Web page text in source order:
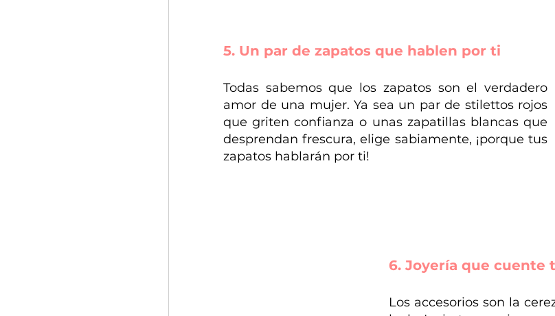
5. Un par de zapatos que hablen por ti
Todas sabemos que los zapatos son el verdadero
amor de una mujer. Ya sea un par de stilettos rojos
que griten confianza o unas zapatillas blancas que
desprendan frescura, elige sabiamente, ¡porque tus
zapatos hablarán por ti!
6. Joyería que cuente
Los accesorios son la